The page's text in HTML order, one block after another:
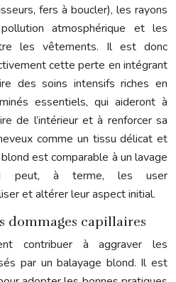
fers à boucler), les rayons
atmosphérique et les
les vêtements. Il est donc
cette perte en intégrant
des soins intensifs riches en
essentiels, qui aideront à
de l’intérieur et à renforcer sa
comme un tissu délicat et
est comparable à un lavage
peut, à terme, les user
et altérer leur aspect initial.
dommages capillaires
contribuer à aggraver les
par un balayage blond. Il est